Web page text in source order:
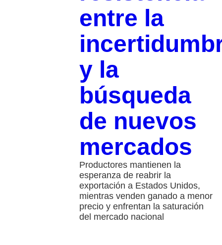
entre la
y la
búsqueda
de nuevos
mercados
Productores mantienen la
esperanza de reabrir la
exportación a Estados Unidos,
mientras venden ganado a menor
precio y enfrentan la saturación
del mercado nacional